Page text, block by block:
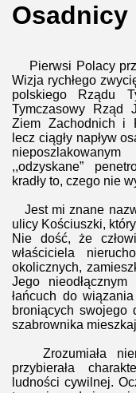
Osadnicy
Pierwsi Polacy
Wizja rychłego
polskiego Rządu
Tymczasowy Rząd
Ziem Zachodnich i
lecz ciągły napływ
,,odzyskane”
kradły to, czego nie
Jest mi znane
ulicy Kościuszki,
Nie dość, że
właściciela
okolicznych,
Jego
łańcuch do
broniących swojego
szabrownika
Zrozumiała
przybierała
ludności cywilnej.